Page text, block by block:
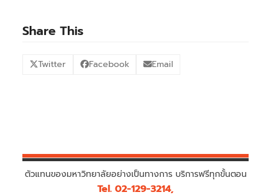
Share This
Twitter Facebook Email
ตัวแทนของมหาวิทยาลัยอย่างเป็นทางการ บริการฟรีทุกขั้นตอน
Tel. 02-129-3214,